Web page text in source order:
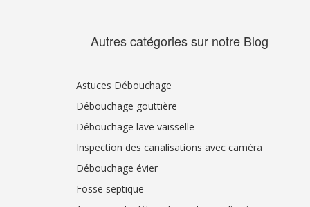
Autres catégories sur notre Blog
Astuces Débouchage
Débouchage gouttière
Débouchage lave vaisselle
Inspection des canalisations avec caméra
Débouchage évier
Fosse septique